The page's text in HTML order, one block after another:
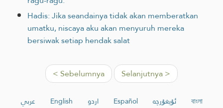
Hadis: Jika seandainya tidak akan memberatkan
umatku, niscaya aku akan menyuruh mereka
bersiwak setiap hendak salat
< Sebelumnya Selanjutnya >
عربي English اردو Español ئۇيغۇرچە
বাংলা